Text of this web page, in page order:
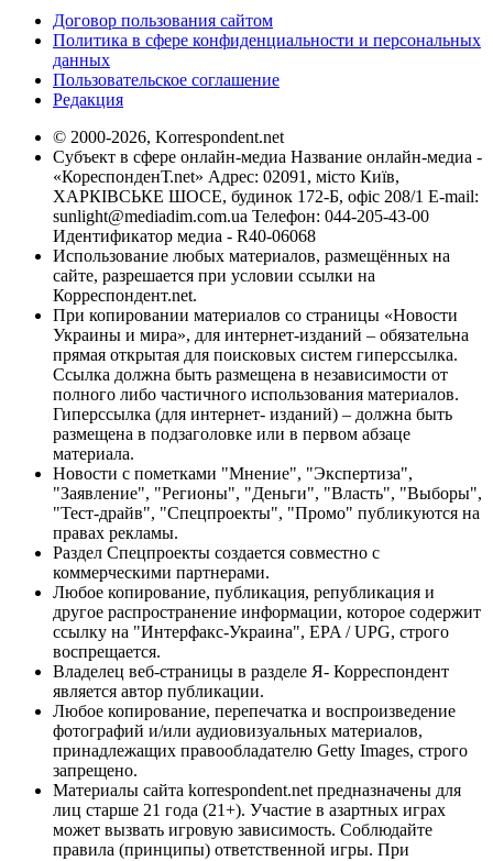
Договор пользования сайтом
Политика в сфере конфиденциальности и персональных
данных
Пользовательское соглашение
Редакция
© 2000-2026, Korrespondent.net
Субъект в сфере онлайн-медиа Название онлайн-медиа -
«КореспонденТ.net» Адрес: 02091, місто Київ,
ХАРКІВСЬКЕ ШОСЕ, будинок 172-Б, офіс 208/1 E-mail:
sunlight@mediadim.com.ua Телефон: 044-205-43-00
Идентификатор медиа - R40-06068
Использование любых материалов, размещённых на
сайте, разрешается при условии ссылки на
Корреспондент.net.
При копировании материалов со страницы «Новости
Украины и мира», для интернет-изданий – обязательна
прямая открытая для поисковых систем гиперссылка.
Ссылка должна быть размещена в независимости от
полного либо частичного использования материалов.
Гиперссылка (для интернет- изданий) – должна быть
размещена в подзаголовке или в первом абзаце
материала.
Новости с пометками "Мнение", "Экспертиза",
"Заявление", "Регионы", "Деньги", "Власть", "Выборы",
"Тест-драйв", "Спецпроекты", "Промо" публикуются на
правах рекламы.
Раздел Спецпроекты создается совместно с
коммерческими партнерами.
Любое копирование, публикация, републикация и
другое распространение информации, которое содержит
ссылку на "Интерфакс-Украина", EPA / UPG, строго
воспрещается.
Владелец веб-страницы в разделе Я- Корреспондент
является автор публикации.
Любое копирование, перепечатка и воспроизведение
фотографий и/или аудиовизуальных материалов,
принадлежащих правообладателю Getty Images, строго
запрещено.
Материалы сайта korrespondent.net предназначены для
лиц старше 21 года (21+). Участие в азартных играх
может вызвать игровую зависимость. Соблюдайте
правила (принципы) ответственной игры. При